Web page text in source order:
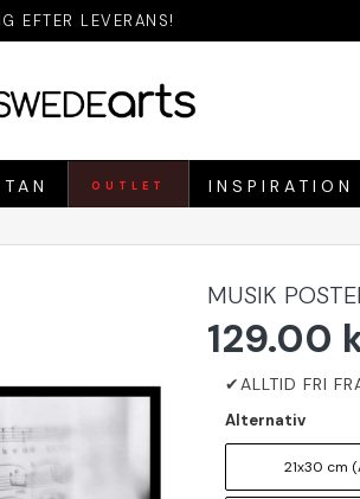
EFTER LEVERANS!
OUTLET INSPIRATION
MUSIK
129.00
Alternativ
21x30 cm